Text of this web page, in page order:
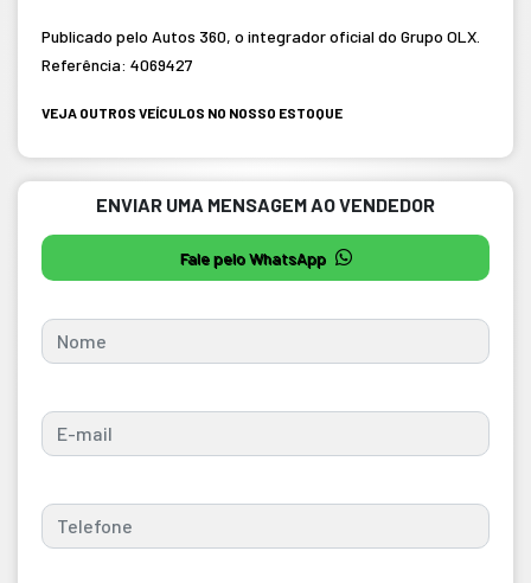
Publicado pelo Autos 360, o integrador oficial do Grupo OLX.
Referência: 4069427
VEJA OUTROS VEÍCULOS NO NOSSO ESTOQUE
ENVIAR UMA MENSAGEM AO VENDEDOR
Fale pelo WhatsApp